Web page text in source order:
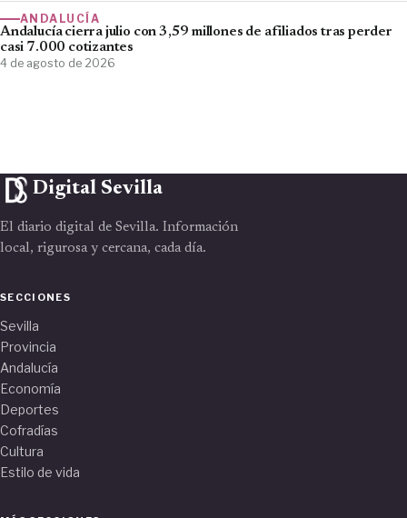
ANDALUCÍA
Andalucía cierra julio con 3,59 millones de afiliados tras perder
casi 7.000 cotizantes
4 de agosto de 2026
Digital Sevilla
El diario digital de Sevilla. Información
local, rigurosa y cercana, cada día.
SECCIONES
Sevilla
Provincia
Andalucía
Economía
Deportes
Cofradías
Cultura
Estilo de vida